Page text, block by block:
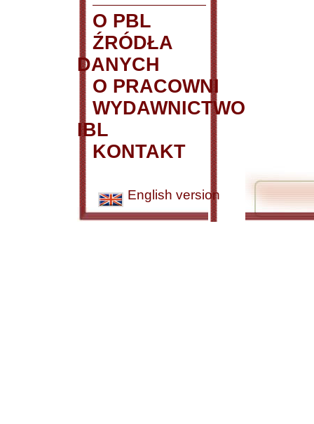
O PBL
ŹRÓDŁA
DANYCH
O PRACOWNI
WYDAWNICTWO
IBL
KONTAKT
English version